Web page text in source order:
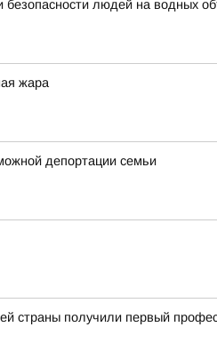
людей на водных
жара
депортации семьи
страны получили первый